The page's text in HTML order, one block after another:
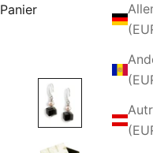
Panier